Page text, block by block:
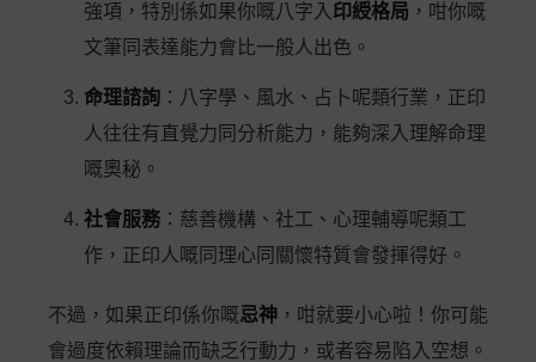
強項，特別係如果你嘅八字入 印綬格局 ，咁你嘅
文筆同表達能力會比一般人出色。
命理諮詢 ：八字學、風水、占卜呢類行業，正印
人往往有直覺力同分析能力，能夠深入理解命理
嘅奧秘。
社會服務 ：慈善機構、社工、心理輔導呢類工
作，正印人嘅同理心同關懷特質會發揮得好。
不過，如果正印係你嘅忌神 ，咁就要小心啦！你可能
會過度依賴理論而缺乏行動力，或者容易陷入空想。